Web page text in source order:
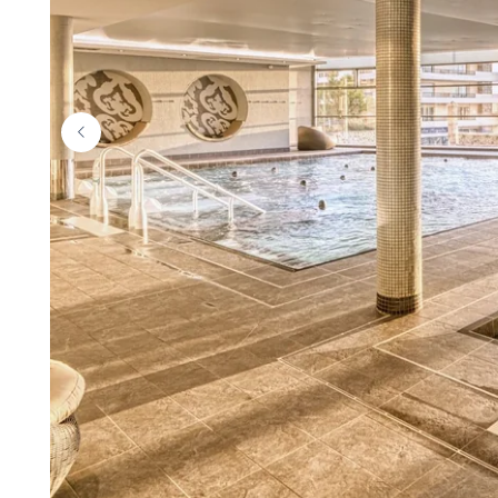
ACCUEIL
HÉBERGEMENTS
THALASSO
RESTAURANT
SÉMINAIRES
ACTIVITÉS & TOURISME